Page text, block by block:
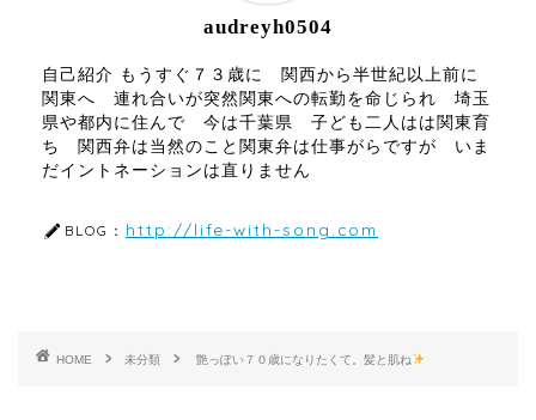
audreyh0504
自己紹介 もうすぐ７３歳に 関西から半世紀以上前に
関東へ 連れ合いが突然関東への転勤を命じられ 埼玉
県や都内に住んで 今は千葉県 子ども二人はは関東育
ち 関西弁は当然のこと関東弁は仕事がらですが いま
だイントネーションは直りません
BLOG： http://life-with-song.com
HOME 未分類 艶っぽい７０歳になりたくて。髪と肌ね